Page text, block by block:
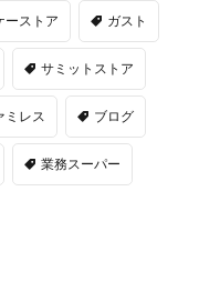
ーストア ガスト
サミットストア
ミレス ブログ
業務スーパー